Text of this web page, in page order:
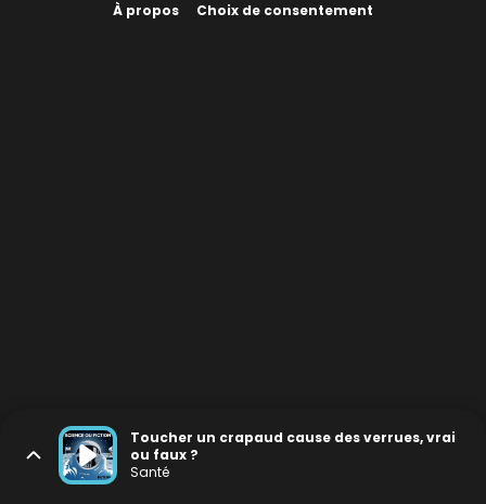
À propos Choix de consentement
Toucher un crapaud cause des verrues, vrai
ou faux ?
Santé